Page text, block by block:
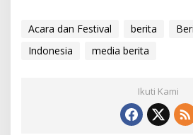
Acara dan Festival berita
Indonesia
media berita
Ikuti Kami